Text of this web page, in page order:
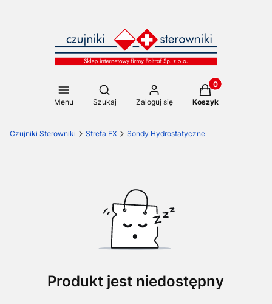
Menu
Otwórz wyszukiwarkę
Szukaj Zaloguj się
Produkty w
Koszyk
Czujniki Sterowniki Strefa EX Sondy Hydrostatyczne
Produkt jest niedostępny